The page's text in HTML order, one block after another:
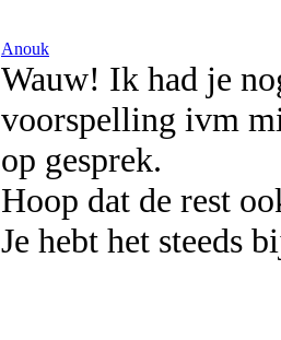
Anouk
Wauw! Ik had je
voorspelling ivm
op gesprek.
Hoop dat de rest
Je hebt het steeds